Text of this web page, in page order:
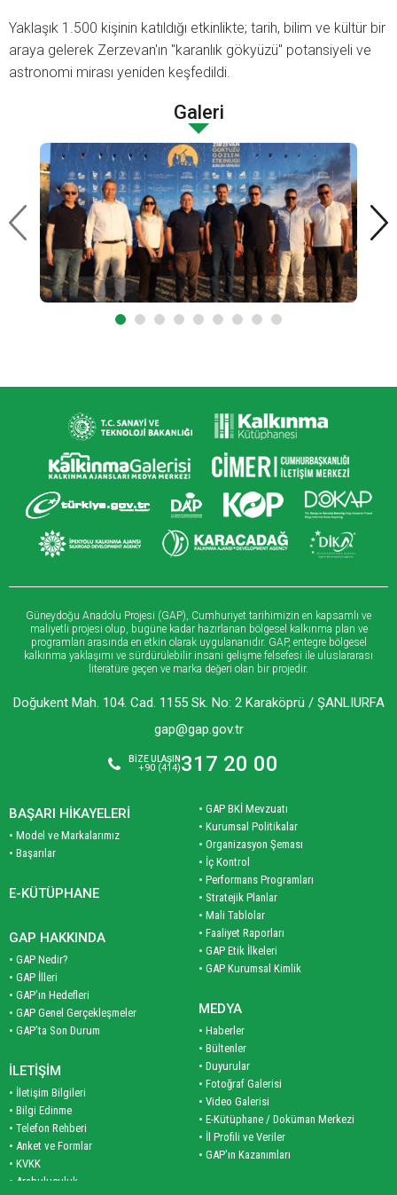
Yaklaşık 1.500 kişinin katıldığı etkinlikte; tarih, bilim ve kültür bir
araya gelerek Zerzevan'ın "karanlık gökyüzü" potansiyeli ve
astronomi mirası yeniden keşfedildi.
Galeri
Güneydoğu Anadolu Projesi (GAP), Cumhuriyet tarihimizin en kapsamlı ve
maliyetli projesi olup, bugüne kadar hazırlanan bölgesel kalkınma plan ve
programları arasında en etkin olarak uygulananıdır. GAP, entegre bölgesel
kalkınma yaklaşımı ve sürdürülebilir insani gelişme felsefesi ile uluslararası
literatüre geçen ve marka değeri olan bir projedir.
Doğukent Mah. 104. Cad. 1155 Sk. No: 2 Karaköprü / ŞANLIURFA
gap@gap.gov.tr
BİZE ULAŞIN
+90 (414)317 20 00
BAŞARI HİKAYELERİ
• Model ve Markalarımız
• Başarılar
E-KÜTÜPHANE
GAP HAKKINDA
• GAP Nedir?
• GAP İlleri
• GAP'ın Hedefleri
• GAP Genel Gerçekleşmeler
• GAP'ta Son Durum
İLETİŞİM
• İletişim Bilgileri
• Bilgi Edinme
• Telefon Rehberi
• Anket ve Formlar
• KVKK
• Arabuluculuk
• GAP BKİ Mevzuatı
• Kurumsal Politikalar
• Organizasyon Şeması
• İç Kontrol
• Performans Programları
• Stratejik Planlar
• Mali Tablolar
• Faaliyet Raporları
• GAP Etik İlkeleri
• GAP Kurumsal Kimlik
MEDYA
• Haberler
• Bültenler
• Duyurular
• Fotoğraf Galerisi
• Video Galerisi
• E-Kütüphane / Doküman Merkezi
• İl Profili ve Veriler
• GAP'ın Kazanımları